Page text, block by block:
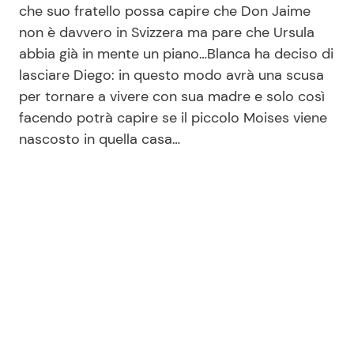
Seguici
Info
che suo fratello possa capire che Don Jaime
non è davvero in Svizzera ma pare che Ursula
abbia già in mente un piano…Blanca ha deciso di
lasciare Diego: in questo modo avrà una scusa
per tornare a vivere con sua madre e solo così
facendo potrà capire se il piccolo Moises viene
nascosto in quella casa…